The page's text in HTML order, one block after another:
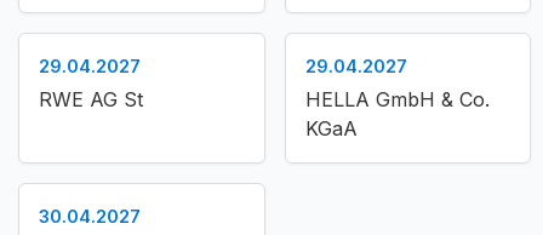
29.04.2027
RWE AG St
29.04.2027
HELLA GmbH & Co.
KGaA
30.04.2027